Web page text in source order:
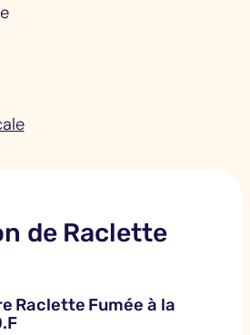
de Raclette
Raclette Fumée à la